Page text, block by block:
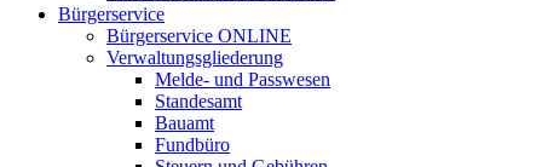
Bürgerservice
Bürgerservice ONLINE
Verwaltungsgliederung
Melde- und Passwesen
Standesamt
Bauamt
Fundbüro